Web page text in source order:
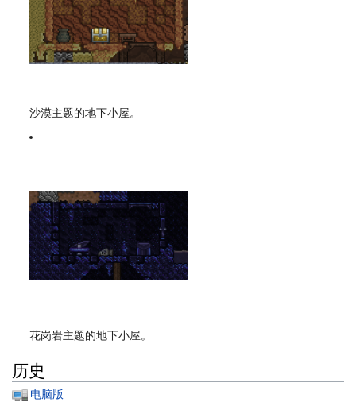
沙漠主题的地下小屋。
花岗岩主题的地下小屋。
历史
电脑版